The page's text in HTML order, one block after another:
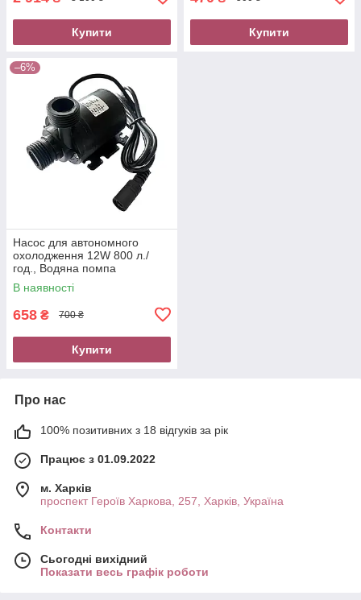
Купити Купити
–6%
Насос для автономного
охолодження 12W 800 л./
год., Водяна помпа
універсальна, компресор для
перекачування води
В наявності
658 ₴ 700 ₴
Купити
Про нас
100% позитивних з 18 відгуків за рік
Працює з 01.09.2022
м. Харків
проспект Героїв Харкова, 257, Харків, Україна
Контакти
Сьогодні вихідний
Показати весь графік роботи